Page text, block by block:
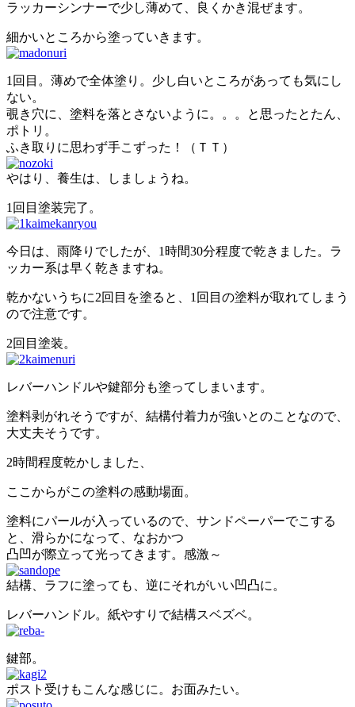
ラッカーシンナーで少し薄めて、良くかき混ぜます。
細かいところから塗っていきます。
1回目。薄めで全体塗り。少し白いところがあっても気にし
ない。
覗き穴に、塗料を落とさないように。。。と思ったとたん、
ポトリ。
ふき取りに思わず手こずった！（ＴＴ）
やはり、養生は、しましょうね。
1回目塗装完了。
今日は、雨降りでしたが、1時間30分程度で乾きました。ラ
ッカー系は早く乾きますね。
乾かないうちに2回目を塗ると、1回目の塗料が取れてしまう
ので注意です。
2回目塗装。
レバーハンドルや鍵部分も塗ってしまいます。
塗料剥がれそうですが、結構付着力が強いとのことなので、
大丈夫そうです。
2時間程度乾かしました、
ここからがこの塗料の感動場面。
塗料にパールが入っているので、サンドペーパーでこする
と、滑らかになって、なおかつ
凸凹が際立って光ってきます。感激～
結構、ラフに塗っても、逆にそれがいい凹凸に。
レバーハンドル。紙やすりで結構スベズベ。
鍵部。
ポスト受けもこんな感じに。お面みたい。